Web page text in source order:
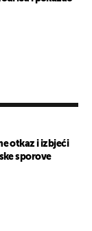
otkaz i izbjeći
sporove